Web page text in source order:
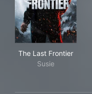
The Last Frontier
Susie